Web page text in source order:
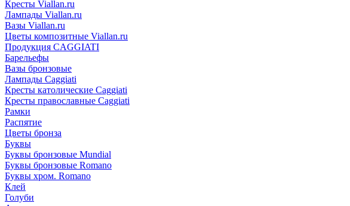
Кресты Viallan.ru
Лампады Viallan.ru
Вазы Viallan.ru
Цветы композитные Viallan.ru
Продукция CAGGIATI
Барельефы
Вазы бронзовые
Лампады Caggiati
Кресты католические Caggiati
Кресты православные Caggiati
Рамки
Распятие
Цветы бронза
Буквы
Буквы бронзовые Mundial
Буквы бронзовые Romano
Буквы хром. Romano
Клей
Голуби